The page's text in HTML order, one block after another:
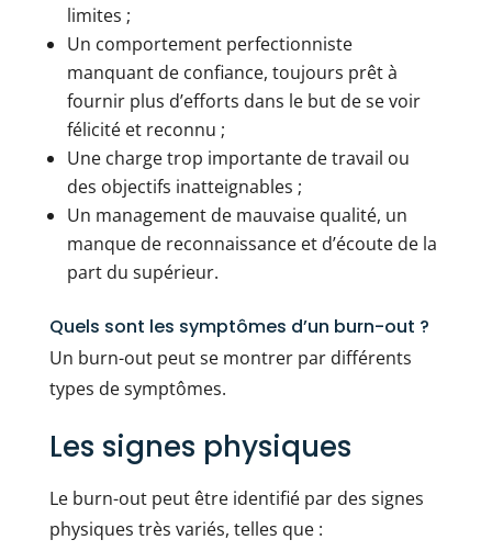
limites ;
Un comportement perfectionniste
manquant de confiance, toujours prêt à
fournir plus d’efforts dans le but de se voir
félicité et reconnu ;
Une charge trop importante de travail ou
des objectifs inatteignables ;
Un management de mauvaise qualité, un
manque de reconnaissance et d’écoute de la
part du supérieur.
Quels sont les symptômes d’un burn-out ?
Un burn-out peut se montrer par différents
types de symptômes.
Les signes physiques
Le burn-out peut être identifié par des signes
physiques très variés, telles que :